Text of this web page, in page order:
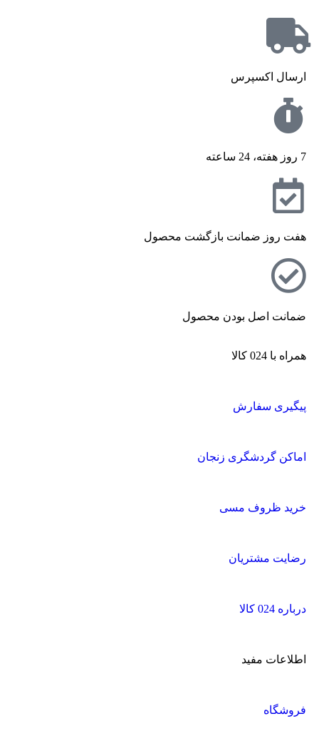
ارسال اکسپرس
7 روز هفته، 24 ساعته
هفت روز ضمانت بازگشت محصول
ضمانت اصل بودن محصول
همراه با 024 کالا
پیگیری سفارش
اماکن گردشگری زنجان
خرید ظروف مسی
رضایت مشتریان
درباره 024 کالا
اطلاعات مفید
فروشگاه